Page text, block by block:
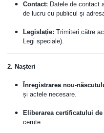
Contact: Datele de contact
de lucru cu publicul și
Legislație: Trimiteri către
Legi speciale).
2. Nașteri
Înregistrarea nou-
și actele necesare.
Eliberarea certificatului de
cerute.